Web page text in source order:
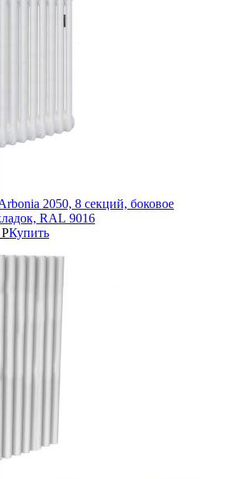
2050, 8 секций, боковое
RAL 9016
РКупить